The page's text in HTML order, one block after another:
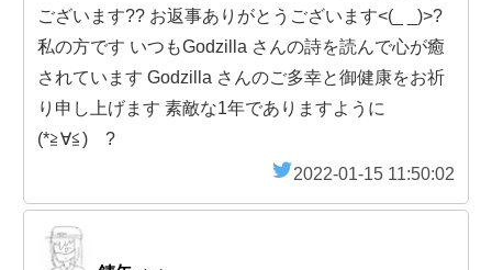
ございます?? お返事ありがとうございます<(_ _)>?
私の方です いつもGodzilla さんの詩を読んで心が癒
されています Godzilla さんのご多幸と御健康をお祈
り申し上げます 素敵な1年でありますように
(*≧∀≦)ゞ?
2022-01-15 11:50:02